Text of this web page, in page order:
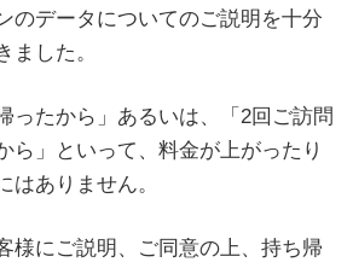
のデータについてのご説明を十分
ました。
ったから」あるいは、「2回ご訪問
ら」といって、料金が上がったり
はありません。
様にご説明、ご同意の上、持ち帰